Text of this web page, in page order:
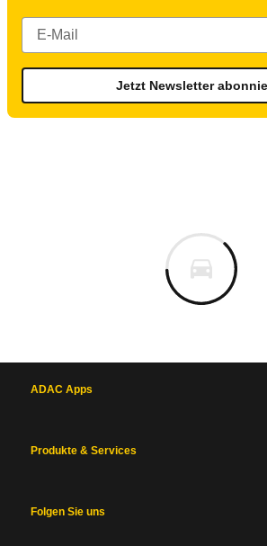
Jetzt Newsletter
ADAC Apps
Produkte & Services
Folgen Sie uns